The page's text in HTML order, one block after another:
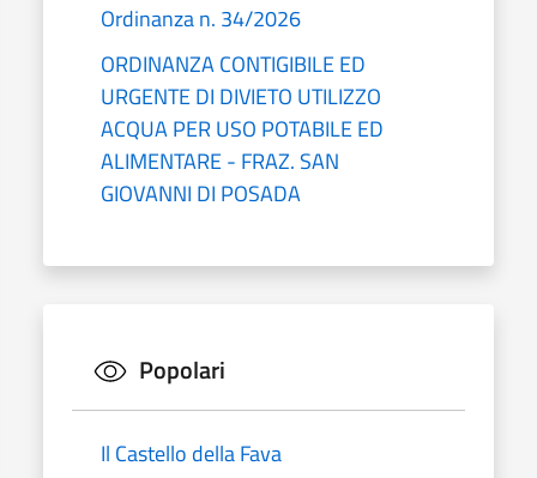
Ordinanza n. 34/2026
ORDINANZA CONTIGIBILE ED
URGENTE DI DIVIETO UTILIZZO
ACQUA PER USO POTABILE ED
ALIMENTARE - FRAZ. SAN
GIOVANNI DI POSADA
Popolari
Il Castello della Fava